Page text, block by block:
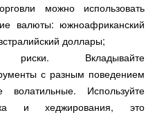
можно использовать
валюты: южноафриканский
доллары;
риски. Вкладывайте
с разным поведением
Используйте
и хеджирования, это